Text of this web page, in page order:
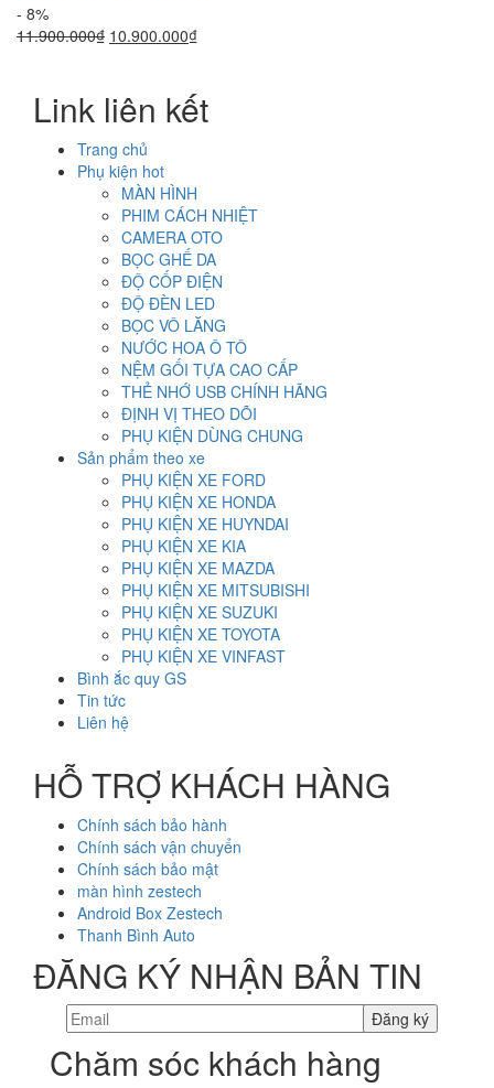
- 8%
11.900.000₫ Giá
11.900.000₫.
10.900.000₫Giá
là:
10.900.000₫.
Link liên kết
Trang chủ
Phụ kiện hot
MÀN HÌNH
PHIM CÁCH NHIỆT
CAMERA OTO
BỌC GHẾ DA
ĐỘ CỐP ĐIỆN
ĐỘ ĐÈN LED
BỌC VÔ LĂNG
NƯỚC HOA Ô TÔ
NỆM GỐI TỰA CAO CẤP
THẺ NHỚ USB CHÍNH HÃNG
ĐỊNH VỊ THEO DÕI
PHỤ KIỆN DÙNG CHUNG
Sản phẩm theo xe
PHỤ KIỆN XE FORD
PHỤ KIỆN XE HONDA
PHỤ KIỆN XE HUYNDAI
PHỤ KIỆN XE KIA
PHỤ KIỆN XE MAZDA
PHỤ KIỆN XE MITSUBISHI
PHỤ KIỆN XE SUZUKI
PHỤ KIỆN XE TOYOTA
PHỤ KIỆN XE VINFAST
Bình ắc quy GS
Tin tức
Liên hệ
HỖ TRỢ KHÁCH HÀNG
Chính sách bảo hành
Chính sách vận chuyển
Chính sách bảo mật
màn hình zestech
Android Box Zestech
Thanh Bình Auto
ĐĂNG KÝ NHẬN BẢN TIN
Chăm sóc khách hàng